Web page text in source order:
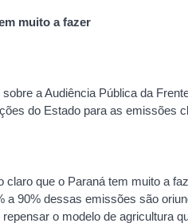
muito a fazer
a Audiência Pública da
do Estado para as emissões
claro que o Paraná tem muito a
a 90% dessas emissões são
repensar o modelo de agricultura